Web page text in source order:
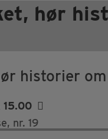
hør
historier
15.00
nr. 19